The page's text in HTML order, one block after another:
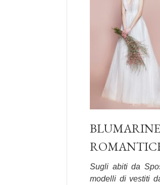
BLUMARINE
Sugli abiti da
modelli di vestiti